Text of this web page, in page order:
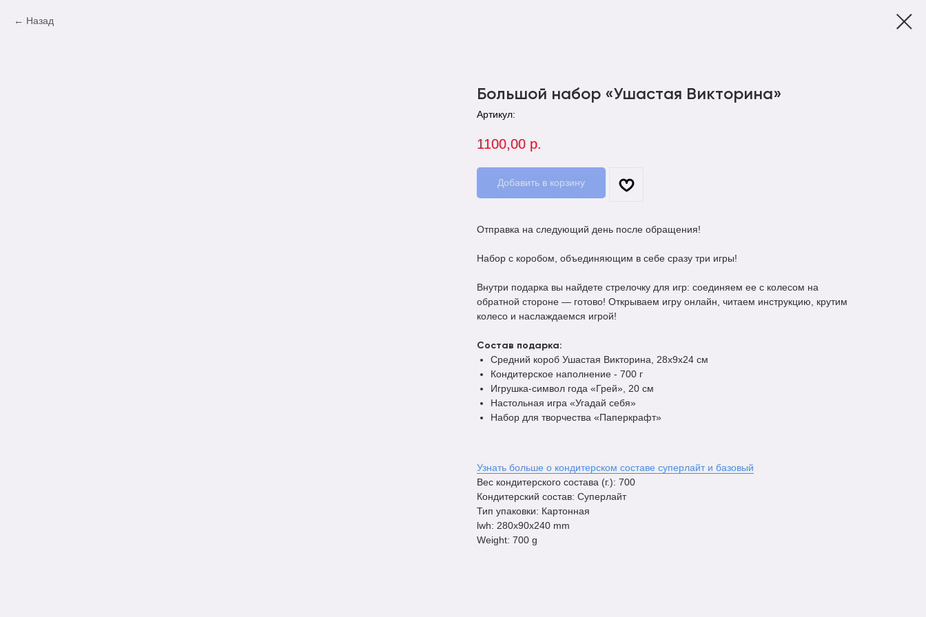
Назад
Большой набор «Ушастая Викторина»
Артикул:
1100,00 р.
Добавить в корзину
Отправка на следующий день после обращения!
Набор с коробом, объединяющим в себе сразу три игры!
Внутри подарка вы найдете стрелочку для игр: соединяем ее с колесом на
обратной стороне — готово! Открываем игру онлайн, читаем инструкцию, крутим
колесо и наслаждаемся игрой!
Состав подарка:
Средний короб Ушастая Викторина, 28х9х24 см
Кондитерское наполнение - 700 г
Игрушка-символ года «Грей», 20 см
Настольная игра «Угадай себя»
Набор для творчества «Паперкрафт»
Узнать больше о кондитерском составе суперлайт и базовый
Вес кондитерского состава (г.): 700
Кондитерский состав: Суперлайт
Тип упаковки: Картонная
lwh: 280x90x240 mm
Weight: 700 g